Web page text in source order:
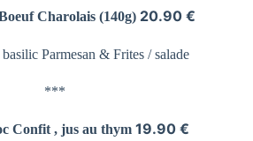
Charolais (140g) 20.90 €
Parmesan & Frites / salade
***
Confit , jus au thym 19.90 €